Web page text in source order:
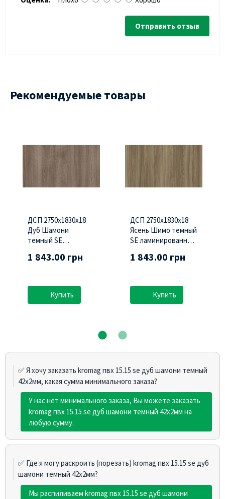
Отправить отзыв
Рекомендуемые товары
ДСП 2750х1830х18
Дуб Шамони
темный SE
(Swisspan)
1 843.00 грн
Купить
ДСП 2750х1830х18
Ясень Шимо темный
SE ламинированная
1 843.00 грн
Купить
✅ Я хочу заказать kromag пвх 15.15 sе дуб шамони темный
42х2мм, какая сумма минимального заказа?
У нас нет минимального заказа, Вы можете заказать
kromag пвх 15.15 sе дуб шамони темный 42х2мм на
любую сумму.
✅ Где я могу раскроить (порезать) kromag пвх 15.15 sе дуб
шамони темный 42х2мм?
Мы распиливаем kromag пвх 15.15 sе дуб шамони